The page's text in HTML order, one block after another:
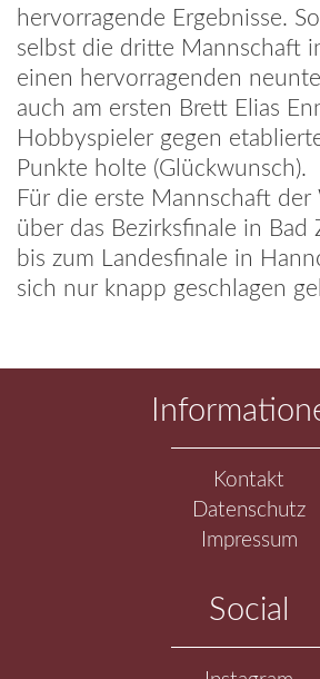
hervorragende Ergebnisse.
selbst die dritte Mannschaft
einen hervorragenden
auch am ersten Brett Elias
Hobbyspieler gegen
Punkte holte (Glückwunsch).
Für die erste Mannschaft der
über das Bezirksfinale in Bad
bis zum Landesfinale in
sich nur knapp geschlagen
Kontakt
Datenschutz
Impressum
Social